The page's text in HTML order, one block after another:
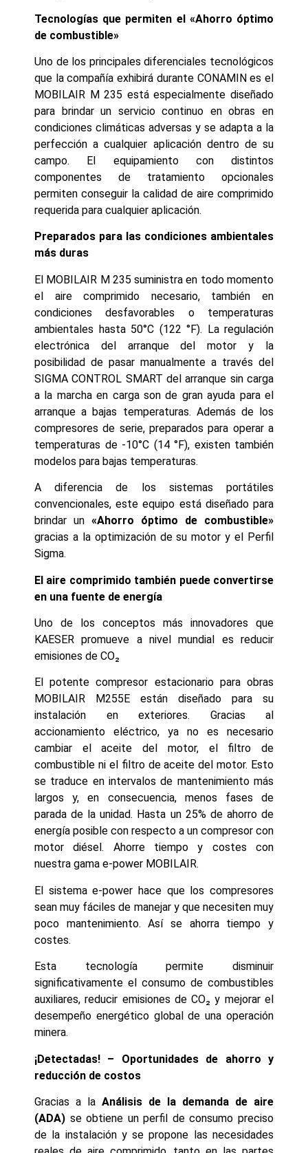
Tecnologías que permiten el «Ahorro óptimo
de combustible»
Uno de los principales diferenciales tecnológicos
que la compañía exhibirá durante CONAMIN es el
MOBILAIR M 235 está especialmente diseñado
para brindar un servicio continuo en obras en
condiciones climáticas adversas y se adapta a la
perfección a cualquier aplicación dentro de su
campo. El equipamiento con distintos
componentes de tratamiento opcionales
permiten conseguir la calidad de aire comprimido
requerida para cualquier aplicación.
Preparados para las condiciones ambientales
más duras
El MOBILAIR M 235 suministra en todo momento
el aire comprimido necesario, también en
condiciones desfavorables o temperaturas
ambientales hasta 50°C (122 °F). La regulación
electrónica del arranque del motor y la
posibilidad de pasar manualmente a través del
SIGMA CONTROL SMART del arranque sin carga
a la marcha en carga son de gran ayuda para el
arranque a bajas temperaturas. Además de los
compresores de serie, preparados para operar a
temperaturas de -10°C (14 °F), existen también
modelos para bajas temperaturas.
A diferencia de los sistemas portátiles
convencionales, este equipo está diseñado para
brindar un «Ahorro óptimo de combustible»
gracias a la optimización de su motor y el Perfil
Sigma.
El aire comprimido también puede convertirse
en una fuente de energía
Uno de los conceptos más innovadores que
KAESER promueve a nivel mundial es reducir
emisiones de CO₂
El potente compresor estacionario para obras
MOBILAIR M255E están diseñado para su
instalación en exteriores. Gracias al
accionamiento eléctrico, ya no es necesario
cambiar el aceite del motor, el filtro de
combustible ni el filtro de aceite del motor. Esto
se traduce en intervalos de mantenimiento más
largos y, en consecuencia, menos fases de
parada de la unidad. Hasta un 25% de ahorro de
energía posible con respecto a un compresor con
motor diésel. Ahorre tiempo y costes con
nuestra gama e-power MOBILAIR.
El sistema e-power hace que los compresores
sean muy fáciles de manejar y que necesiten muy
poco mantenimiento. Así se ahorra tiempo y
costes.
Esta tecnología permite disminuir
significativamente el consumo de combustibles
auxiliares, reducir emisiones de CO₂ y mejorar el
desempeño energético global de una operación
minera.
¡Detectadas! – Oportunidades de ahorro y
reducción de costos
Gracias a la Análisis de la demanda de aire
(ADA) se obtiene un perfil de consumo preciso
de la instalación y se propone las necesidades